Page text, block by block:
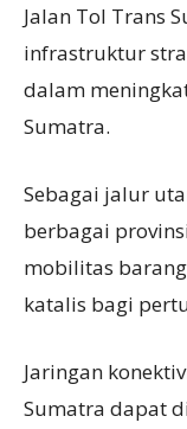
Jalan Tol Trans
infrastruktur
dalam
Sumatra.
Sebagai jalur
berbagai
mobilitas
katalis bagi
Jaringan
Sumatra dapat